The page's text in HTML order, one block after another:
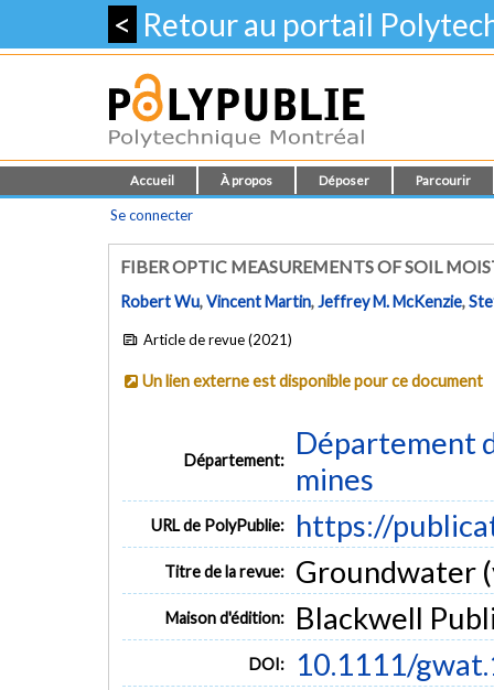
< Retour au portail
Accueil À propos Déposer Parcourir
Se connecter
FIBER OPTIC MEASUREMENTS OF SOIL
Robert Wu,Vincent Martin,Jeffrey M. McKenzie,
Article de revue (2021)
Un lien externe est disponible pour ce document
Département:
Département
mines
URL de PolyPublie: https://
Titre de la revue: Groundwater
Maison d'édition: Blackwell
DOI: 10.1111/